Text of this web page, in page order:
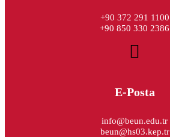
+90 372 291 1100
+90 850 330 2386
E-Posta
info@beun.edu.tr
beun@hs03.kep.tr